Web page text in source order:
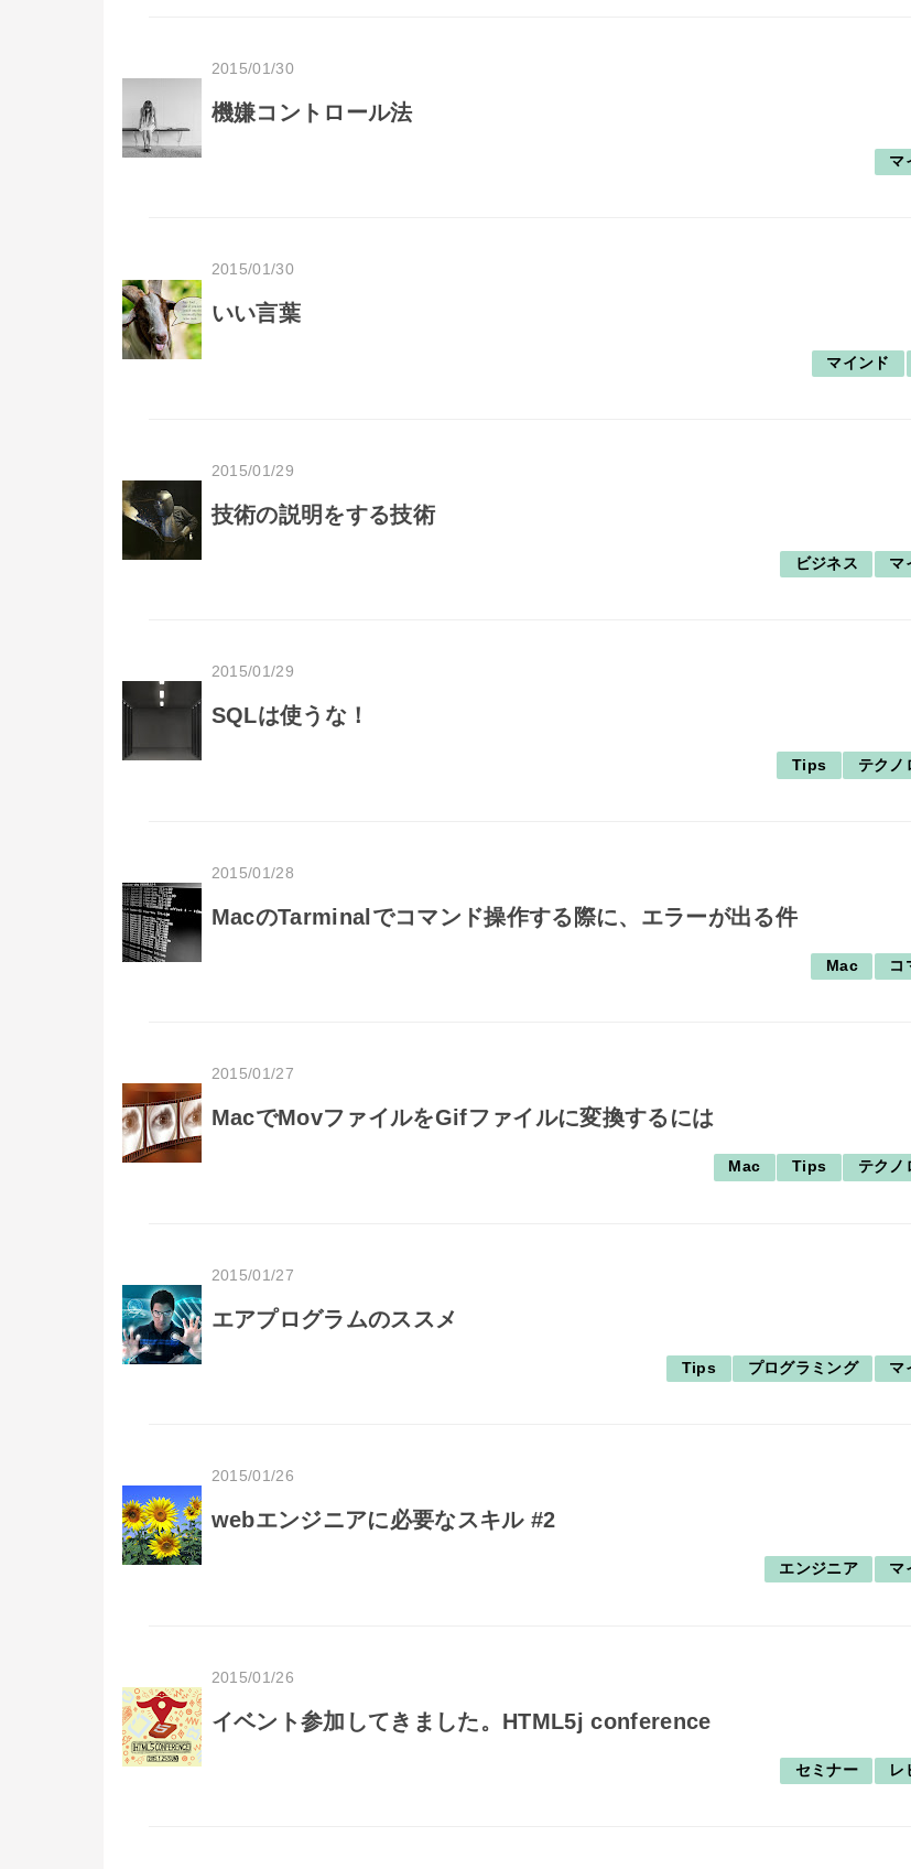
2015/01/30
機嫌コントロール法
マ
2015/01/30
いい言葉
マインド
2015/01/29
技術の説明をする技術
ビジネス マ
2015/01/29
SQLは使うな！
Tips テクノ
2015/01/28
MacのTarminalでコマンド操作する際に、エラーが出る件
Mac コ
2015/01/27
MacでMovファイルをGifファイルに変換するには
Mac Tips テクノ
2015/01/27
エアプログラムのススメ
Tips プログラミング マ
2015/01/26
webエンジニアに必要なスキル #2
エンジニア マ
2015/01/26
イベント参加してきました。HTML5j conference
セミナー レ